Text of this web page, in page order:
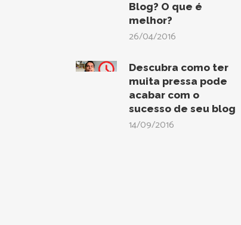
Blog? O que é
melhor?
26/04/2016
Descubra como ter
muita pressa pode
acabar com o
sucesso de seu blog
14/09/2016